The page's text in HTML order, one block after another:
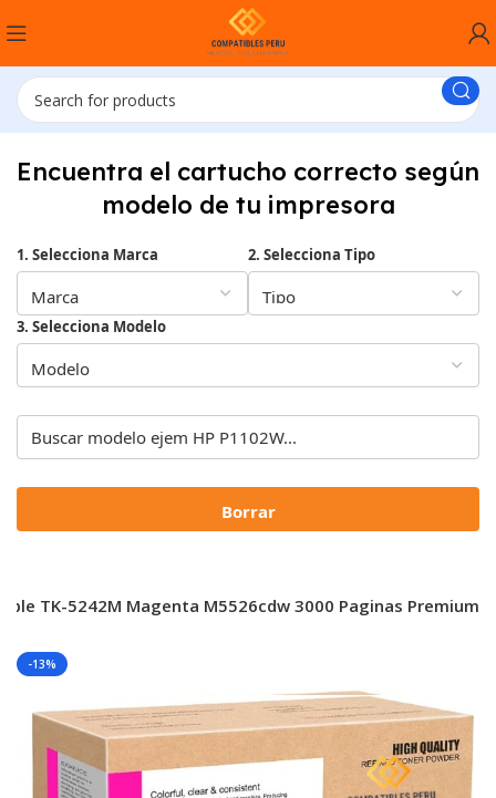
Encuentra el cartucho correcto según
modelo de tu impresora
1. Selecciona Marca 2. Selecciona Tipo
3. Selecciona Modelo
Borrar
TK-5242M Magenta M5526cdw 3000 Paginas Premium
-13%